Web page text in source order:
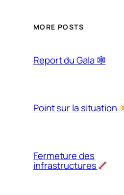
MORE POSTS
Report du Gala 🕸
Point sur la situation
Fermeture des
infrastructures